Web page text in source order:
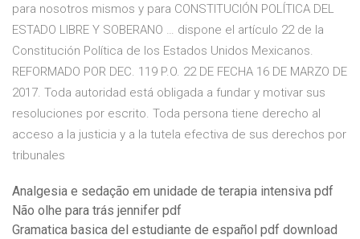
para nosotros mismos y para CONSTITUCIÓN POLÍTICA DEL
ESTADO LIBRE Y SOBERANO … dispone el artículo 22 de la
Constitución Política de los Estados Unidos Mexicanos.
REFORMADO POR DEC. 119 P.O. 22 DE FECHA 16 DE MARZO DE
2017. Toda autoridad está obligada a fundar y motivar sus
resoluciones por escrito. Toda persona tiene derecho al
acceso a la justicia y a la tutela efectiva de sus derechos por
tribunales
Analgesia e sedação em unidade de terapia intensiva pdf
Não olhe para trás jennifer pdf
Gramatica basica del estudiante de español pdf download